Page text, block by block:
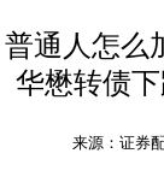
普通人怎么
华懋转债
来源：证券